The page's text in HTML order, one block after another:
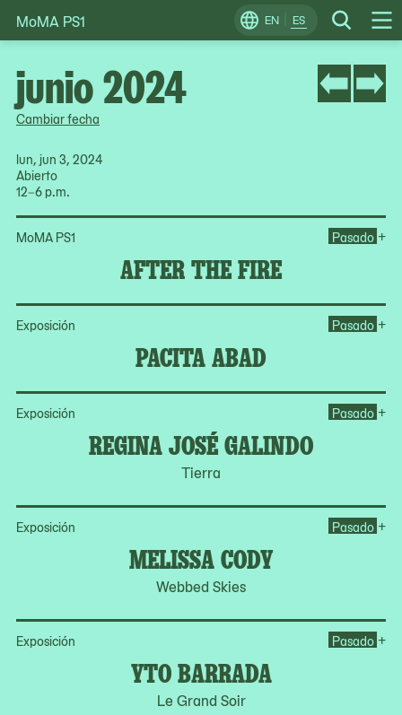
Skip
to
EN ES Search
Change
Locale
MoMA PS1
Cambiar fecha
lun, jun 3, 2024
Abierto
12–6 p.m.
MoMA PS1
AFTER THE FIRE
Pasado +
Exposición
PACITA ABAD
Pasado +
Exposición
REGINA JOSÉ GALINDO
Tierra
Pasado +
Exposición
MELISSA CODY
Webbed Skies
Pasado +
Exposición
YTO BARRADA
Le Grand Soir
Pasado +
junio 2024